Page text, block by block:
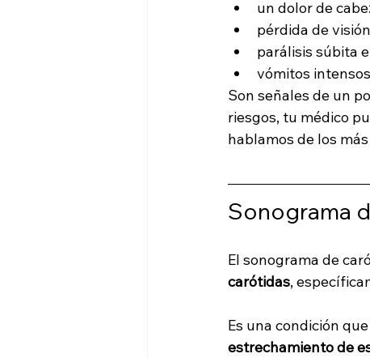
un dolor de
pérdida de
parálisis súbita
vómitos
Son señales de un
riesgos, tu médico
hablamos de los
Sonograma
El sonograma de
carótidas,
Es una condición
estrechamiento de